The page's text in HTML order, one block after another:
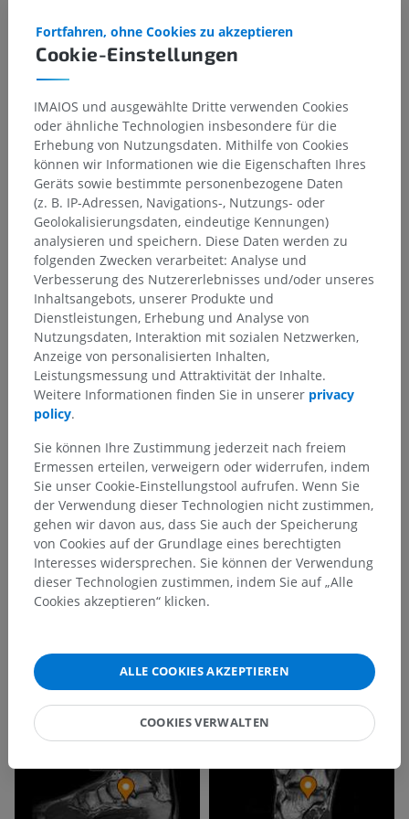
Galerie
Cookie-Einstellungen
Fortfahren, ohne Cookies zu akzeptieren
IMAIOS und ausgewählte Dritte verwenden Cookies
oder ähnliche Technologien insbesondere für die
Erhebung von Nutzungsdaten. Mithilfe von Cookies
können wir Informationen wie die Eigenschaften Ihres
Geräts sowie bestimmte personenbezogene Daten
(z. B. IP-Adressen, Navigations-, Nutzungs- oder
Geolokalisierungsdaten, eindeutige Kennungen)
analysieren und speichern. Diese Daten werden zu
folgenden Zwecken verarbeitet: Analyse und
Verbesserung des Nutzererlebnisses und/oder unseres
Inhaltsangebots, unserer Produkte und
Dienstleistungen, Erhebung und Analyse von
Nutzungsdaten, Interaktion mit sozialen Netzwerken,
Anzeige von personalisierten Inhalten,
Leistungsmessung und Attraktivität der Inhalte.
Weitere Informationen finden Sie in unserer privacy
policy.
Sie können Ihre Zustimmung jederzeit nach freiem
Ermessen erteilen, verweigern oder widerrufen, indem
Sie unser Cookie-Einstellungstool aufrufen. Wenn Sie
der Verwendung dieser Technologien nicht zustimmen,
gehen wir davon aus, dass Sie auch der Speicherung
von Cookies auf der Grundlage eines berechtigten
Interesses widersprechen. Sie können der Verwendung
dieser Technologien zustimmen, indem Sie auf „Alle
Cookies akzeptieren“ klicken.
ALLE COOKIES AKZEPTIEREN
COOKIES VERWALTEN